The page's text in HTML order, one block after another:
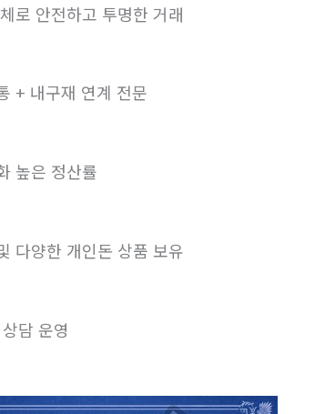
로 안전하고 투명한 거래
+ 내구재 연계 전문
높은 정산률
다양한 개인돈 상품 보유
담 운영